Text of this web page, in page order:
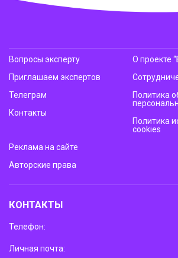
Вопросы эксперту
Приглашаем экспертов
Телеграм
Контакты
О проекте
Политика
Политика
cookies
Реклама на сайте
Авторские права
КОНТАКТЫ
Телефон:
Личная почта: